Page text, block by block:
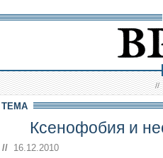
//
ТЕМА
Ксенофобия и
// 16.12.2010